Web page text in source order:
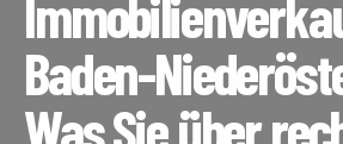
Baden-